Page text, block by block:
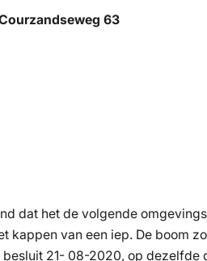
63
dat het de volgende
van een iep. De boom
21- 08-2020, op dezelfde